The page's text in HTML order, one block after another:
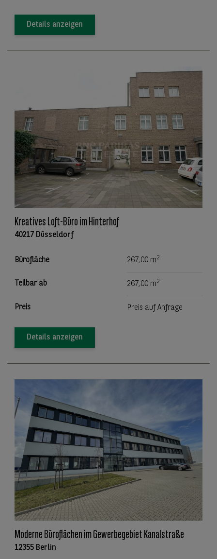
Details anzeigen
Kreatives Loft-Büro im Hinterhof
40217 Düsseldorf
Bürofläche 267,00 m2
Teilbar ab 267,00 m2
Preis Preis auf Anfrage
Details anzeigen
Moderne Büroflächen im Gewerbegebiet Kanalstraße
12355 Berlin